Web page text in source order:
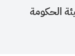
الحكومة